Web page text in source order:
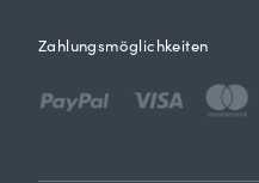
Zahlungsmöglichkeiten